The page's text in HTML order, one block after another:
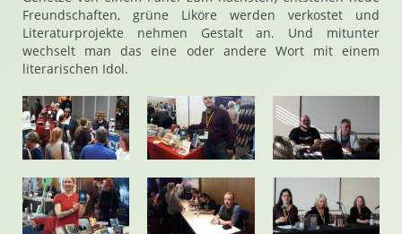
Freundschaften, grüne Liköre werden verkostet und
Literaturprojekte nehmen Gestalt an. Und mitunter
wechselt man das eine oder andere Wort mit einem
literarischen Idol.